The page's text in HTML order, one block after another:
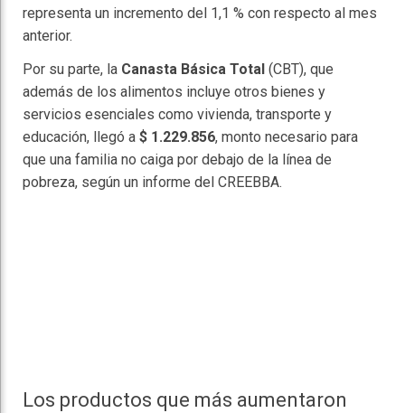
representa un incremento del 1,1 % con respecto al mes
anterior.
Por su parte, la Canasta Básica Total (CBT), que
además de los alimentos incluye otros bienes y
servicios esenciales como vivienda, transporte y
educación, llegó a $ 1.229.856, monto necesario para
que una familia no caiga por debajo de la línea de
pobreza, según un informe del CREEBBA.
Los productos que más aumentaron